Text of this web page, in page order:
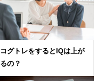
コグトレをするとIQは上が
るの？